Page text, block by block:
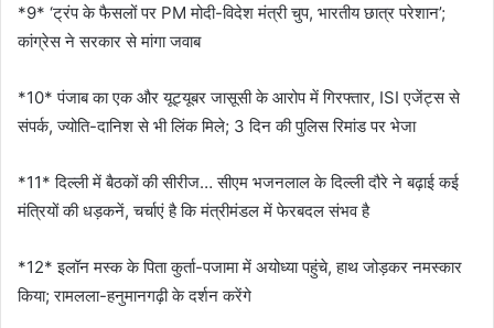
*9* ‘ट्रंप के फैसलों पर PM मोदी-विदेश मंत्री चुप, भारतीय छात्र परेशान’;
कांग्रेस ने सरकार से मांगा जवाब
*10* पंजाब का एक और यूट्यूबर जासूसी के आरोप में गिरफ्तार, ISI एजेंट्स से
संपर्क, ज्योति-दानिश से भी लिंक मिले; 3 दिन की पुलिस रिमांड पर भेजा
*11* दिल्ली में बैठकों की सीरीज… सीएम भजनलाल के दिल्ली दौरे ने बढ़ाई कई
मंत्रियों की धड़कनें, चर्चाएं है कि मंत्रीमंडल में फेरबदल संभव है
*12* इलॉन मस्क के पिता कुर्ता-पजामा में अयोध्या पहुंचे, हाथ जोड़कर नमस्कार
किया; रामलला-हनुमानगढ़ी के दर्शन करेंगे